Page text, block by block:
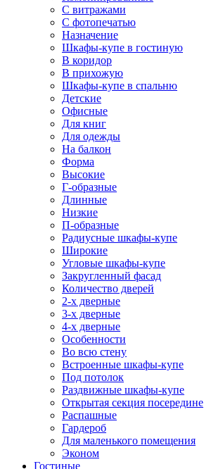
С витражами
С фотопечатью
Назначение
Шкафы-купе в гостиную
В коридор
В прихожую
Шкафы-купе в спальню
Детские
Офисные
Для книг
Для одежды
На балкон
Форма
Высокие
Г-образные
Длинные
Низкие
П-образные
Радиусные шкафы-купе
Широкие
Угловые шкафы-купе
Закругленный фасад
Количество дверей
2-х дверные
3-х дверные
4-х дверные
Особенности
Во всю стену
Встроенные шкафы-купе
Под потолок
Раздвижные шкафы-купе
Открытая секция посередине
Распашные
Гардероб
Для маленького помещения
Эконом
Гостиные